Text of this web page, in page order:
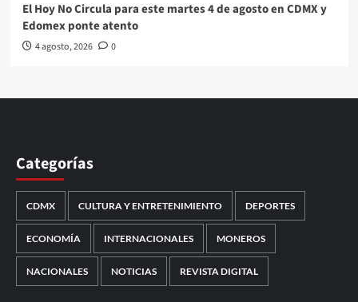
El Hoy No Circula para este martes 4 de agosto en CDMX y
Edomex ponte atento
4 agosto, 2026 0
Categorías
CDMX CULTURA Y ENTRETENIMIENTO DEPORTES
ECONOMÍA INTERNACIONALES MONEROS
NACIONALES NOTICIAS REVISTA DIGITAL